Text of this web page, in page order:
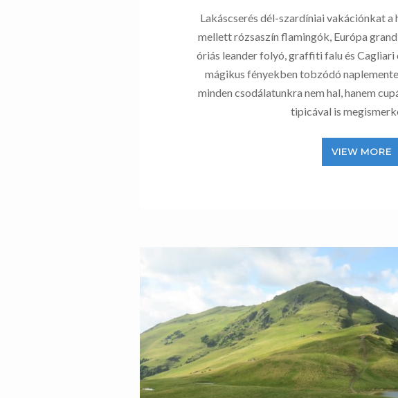
Lakáscserés dél-szardíniai vakációnkat a
mellett rózsaszín flamingók, Európa
óriás leander folyó, graffiti falu és
mágikus fényekben tobzódó
minden csodálatunkra nem hal, hanem
tipicával is
VIEW MORE